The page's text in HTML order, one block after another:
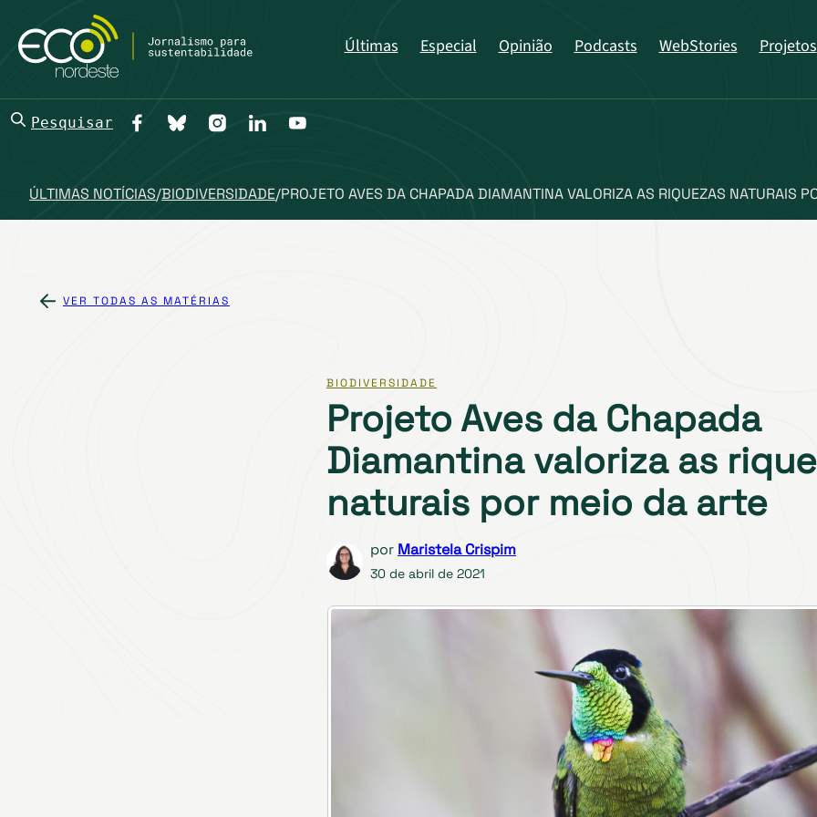
Últimas Especial Opinião Podcasts WebStories Projetos
Pesquisar
ÚLTIMAS NOTÍCIAS/BIODIVERSIDADE/PROJETO AVES DA CHAPADA DIAMANTINA VALORIZA AS RIQUEZAS NATURAIS
VER TODAS AS MATÉRIAS
BIODIVERSIDADE
Projeto Aves da Chapada
Diamantina valoriza as
naturais por meio da arte
por Maristela Crispim
30 de abril de 2021